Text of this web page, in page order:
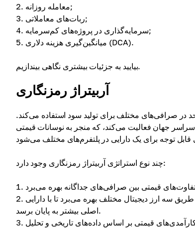
معامله روزانه;
ربات‌های معاملاتی;
سرمایه‌گذاری در پروژه‌های کم‌سرمایه;
میانگین‌گیری هزینه دلاری (DCA).
بیایید به جزئیات بیشتری نگاهی بیندازیم.
آربیتراژ رمزنگاری
در صرافی‌های مختلف برای تولید سود استفاده می‌کند.
فیات، فضای رمزنگاری به شدت پراکنده است و به صورت 24/7 در سراسر جهان فعالیت می‌کند، که منجر به نوسانات قیمتی
چند نوع استراتژی آربیتراژ رمزنگاری وجود دارد:
سه ارز دیجیتال مختلف بهره می‌برد تا با دارایی
اصلی بیشتر به پایان برسد.
قیمتی بر اساس داده‌های تاریخی و تحلیل